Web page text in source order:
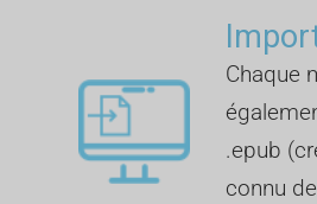
Chaque
.epub
connu